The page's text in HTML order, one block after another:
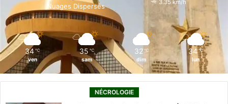
k
n
Nuages Dispersés
3.35 km/h
34 ℃
ven
35 ℃
sam
32 ℃
dim
34 ℃
lun
NÉCROLOGIE